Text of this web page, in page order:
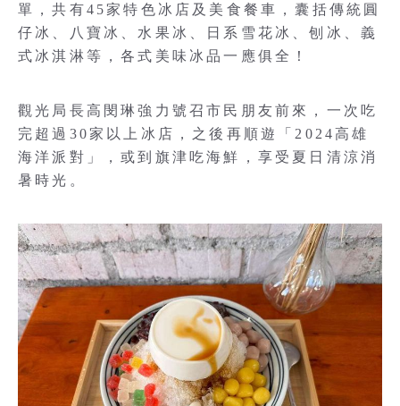
單，共有45家特色冰店及美食餐車，囊括傳統圓
仔冰、八寶冰、水果冰、日系雪花冰、刨冰、義
式冰淇淋等，各式美味冰品一應俱全！
觀光局長高閔琳強力號召市民朋友前來，一次吃
完超過30家以上冰店，之後再順遊「2024高雄
海洋派對」，或到旗津吃海鮮，享受夏日清涼消
暑時光。